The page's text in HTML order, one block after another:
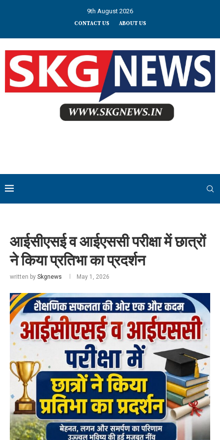
9th August 2026
CONTACT US ABOUT US
आईसीएसई व आईएससी परीक्षा में छात्रों
ने किया प्रतिभा का प्रदर्शन
written by Skgnews May 1, 2026